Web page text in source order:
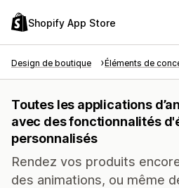
Shopify App Store
Design de boutique Éléments de
Toutes les applications
avec des fonctionnalités
personnalisés
Rendez vos produits
des animations, ou même